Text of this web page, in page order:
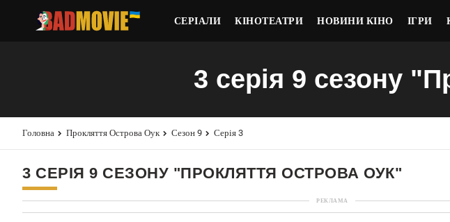
СЕРІАЛИ КІНОТЕАТРИ НОВИНИ КІНО ІГРИ
3 серія 9 сезону
Головна Прокляття Острова Оук Сезон 9 Серія 3
3 СЕРІЯ 9 СЕЗОНУ "ПРОКЛЯТТЯ ОСТРОВА ОУК"
РЕКЛАМА